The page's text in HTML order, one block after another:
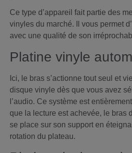
Ce type d’appareil fait partie des
vinyles du marché. Il vous permet
avec une qualité de son
Platine vinyle
Ici, le bras s’actionne tout seul et
disque vinyle dès que vous avez
l’audio. Ce système est
que la lecture est achevée, le bras
se place sur son support en
rotation du plateau.